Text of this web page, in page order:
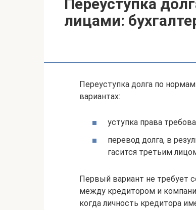
Переуступка
лицами:
Переуступка долга по
вариантах:
уступка права
перевод долга, в
гасится третьим
Первый вариант не требует
между кредитором и
когда личность кредитора